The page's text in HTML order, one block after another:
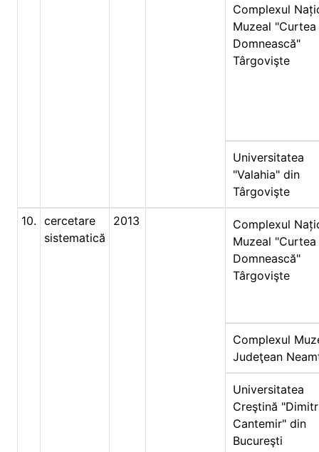
Complexul
Muzeal "Curtea
Domnească"
Târgovişte
Universitatea
"Valahia" din
Târgovişte
10. cercetare
sistematică
2013
Complexul
Muzeal "Curtea
Domnească"
Târgovişte
Complexul
Judeţean
Universitatea
Creştină
Cantemir" din
Bucureşti